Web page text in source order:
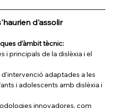
d'assolir
d'àmbit tècnic:
i principals de la dislèxia i el
adaptades a les
i adolescents amb dislèxia i
innovadores, com